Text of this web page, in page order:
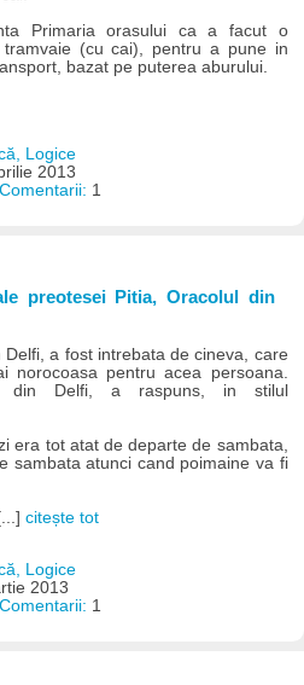
Primaria orasului ca a facut o
(cu cai), pentru a pune in
bazat pe puterea aburului.
Logice
2013
Comentarii: 1
preotesei Pitia, Oracolul din
a fost intrebata de cineva, care
norocoasa pentru acea persoana.
din Delfi, a raspuns, in stilul
era tot atat de departe de sambata,
sambata atunci cand poimaine va fi
citește tot
Logice
2013
Comentarii: 1